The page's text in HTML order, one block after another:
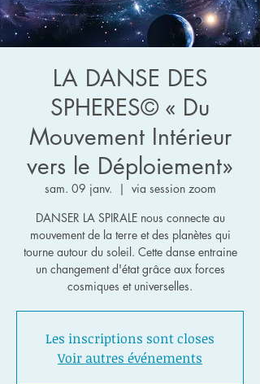
LA DANSE DES
SPHERES© « Du
Mouvement Intérieur
vers le Déploiement»
sam. 09 janv.
  |
via session zoom
DANSER LA SPIRALE nous connecte au
mouvement de la terre et des planètes qui
tourne autour du soleil. Cette danse entraine
un changement d'état grâce aux forces
cosmiques et universelles.
Les inscriptions sont closes
Voir autres événements